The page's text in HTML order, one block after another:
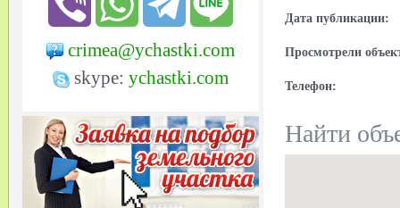
crimea@ychastki.com
skype: ychastki.com
Дата публикации:
Просмотрели
Телефон:
Найти